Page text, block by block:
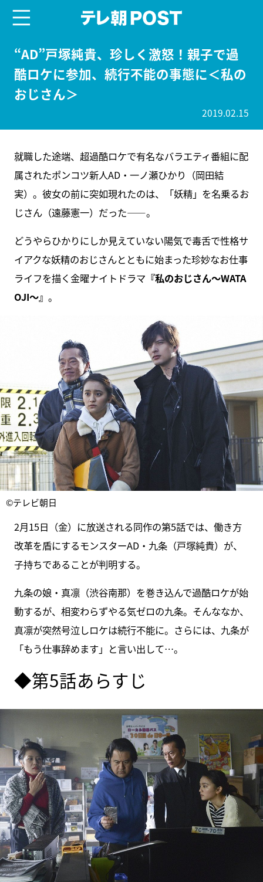
“AD”戸塚純貴、珍しく激怒！親子で過
酷ロケに参加、続行不能の事態に＜私の
おじさん＞
2019.02.15
就職した途端、超過酷ロケで有名なバラエティ番組に配
属されたポンコツ新人AD・一ノ瀬ひかり（岡田結
実）。彼女の前に突如現れたのは、「妖精」を名乗るお
じさん（遠藤憲一）だった――。
どうやらひかりにしか見えていない陽気で毒舌で性格サ
イアクな妖精のおじさんとともに始まった珍妙なお仕事
ライフを描く金曜ナイトドラマ 『私のおじさん～WATA
OJI～』 。
©テレビ朝日
2月15日（金）に放送される同作の第5話では、働き方
改革を盾にするモンスターAD・九条（戸塚純貴）が、
子持ちであることが判明する。
九条の娘・真凛（渋谷南那）を巻き込んで過酷ロケが始
動するが、相変わらずやる気ゼロの九条。そんななか、
真凛が突然号泣しロケは続行不能に。さらには、九条が
「もう仕事辞めます」と言い出して…。
◆第5話あらすじ